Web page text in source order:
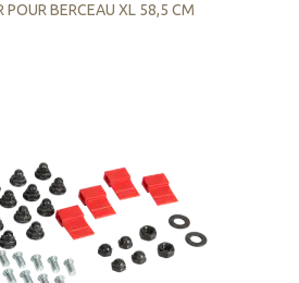
POUR BERCEAU XL 58,5 CM